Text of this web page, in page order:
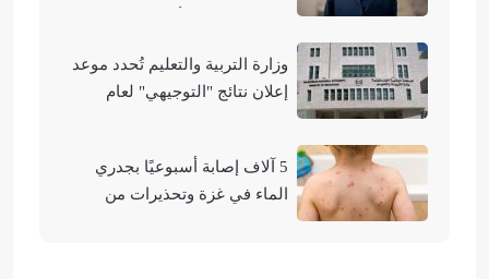
وزارة التربية والتعليم تُحدد موعد
إعلان نتائج "التوجيهي" لعام
5 آلاف إصابة أسبوعيًا بجدري
الماء في غزة وتحذيرات من